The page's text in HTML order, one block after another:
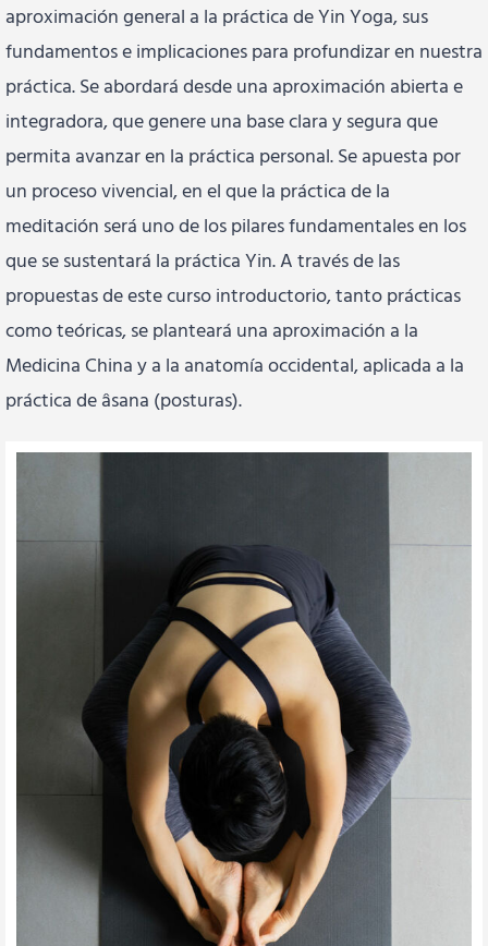
aproximación general a la práctica de Yin Yoga, sus
fundamentos e implicaciones para profundizar en nuestra
práctica. Se abordará desde una aproximación abierta e
integradora, que genere una base clara y segura que
permita avanzar en la práctica personal. Se apuesta por
un proceso vivencial, en el que la práctica de la
meditación será uno de los pilares fundamentales en los
que se sustentará la práctica Yin. A través de las
propuestas de este curso introductorio, tanto prácticas
como teóricas, se planteará una aproximación a la
Medicina China y a la anatomía occidental, aplicada a la
práctica de âsana (posturas).